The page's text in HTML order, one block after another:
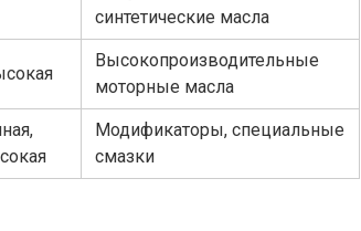
синтетические масла
Высокопроизводительные
моторные масла
Модификаторы, специальные
смазки